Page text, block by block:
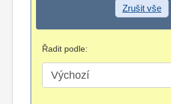
Zrušit vše
Řadit podle: